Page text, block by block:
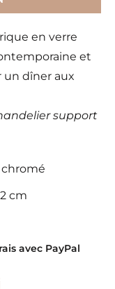
en verre
et
un dîner aux
support
chromé
cm
avec PayPal